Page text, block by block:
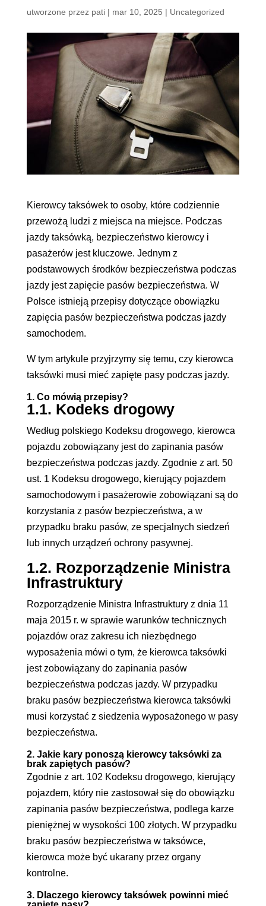
utworzone przez pati| mar 10, 2025 | Uncategorized
Kierowcy taksówek to osoby, które codziennie
przewożą ludzi z miejsca na miejsce. Podczas
jazdy taksówką, bezpieczeństwo kierowcy i
pasażerów jest kluczowe. Jednym z
podstawowych środków bezpieczeństwa podczas
jazdy jest zapięcie pasów bezpieczeństwa. W
Polsce istnieją przepisy dotyczące obowiązku
zapięcia pasów bezpieczeństwa podczas jazdy
samochodem.
W tym artykule przyjrzymy się temu, czy kierowca
taksówki musi mieć zapięte pasy podczas jazdy.
1. Co mówią przepisy?
1.1. Kodeks drogowy
Według polskiego Kodeksu drogowego, kierowca
pojazdu zobowiązany jest do zapinania pasów
bezpieczeństwa podczas jazdy. Zgodnie z art. 50
ust. 1 Kodeksu drogowego, kierujący pojazdem
samochodowym i pasażerowie zobowiązani są do
korzystania z pasów bezpieczeństwa, a w
przypadku braku pasów, ze specjalnych siedzeń
lub innych urządzeń ochrony pasywnej.
1.2. Rozporządzenie Ministra
Infrastruktury
Rozporządzenie Ministra Infrastruktury z dnia 11
maja 2015 r. w sprawie warunków technicznych
pojazdów oraz zakresu ich niezbędnego
wyposażenia mówi o tym, że kierowca taksówki
jest zobowiązany do zapinania pasów
bezpieczeństwa podczas jazdy. W przypadku
braku pasów bezpieczeństwa kierowca taksówki
musi korzystać z siedzenia wyposażonego w pasy
bezpieczeństwa.
2. Jakie kary ponoszą kierowcy taksówki za
brak zapiętych pasów?
Zgodnie z art. 102 Kodeksu drogowego, kierujący
pojazdem, który nie zastosował się do obowiązku
zapinania pasów bezpieczeństwa, podlega karze
pieniężnej w wysokości 100 złotych. W przypadku
braku pasów bezpieczeństwa w taksówce,
kierowca może być ukarany przez organy
kontrolne.
3. Dlaczego kierowcy taksówek powinni mieć